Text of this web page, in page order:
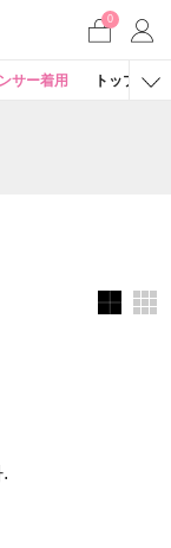
0
サー着用 トップス